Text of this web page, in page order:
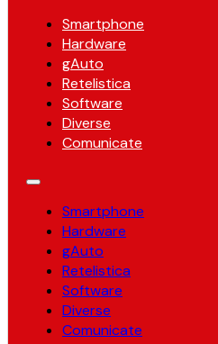
Smartphone
Hardware
gAuto
Retelistica
Software
Diverse
Comunicate
Smartphone
Hardware
gAuto
Retelistica
Software
Diverse
Comunicate